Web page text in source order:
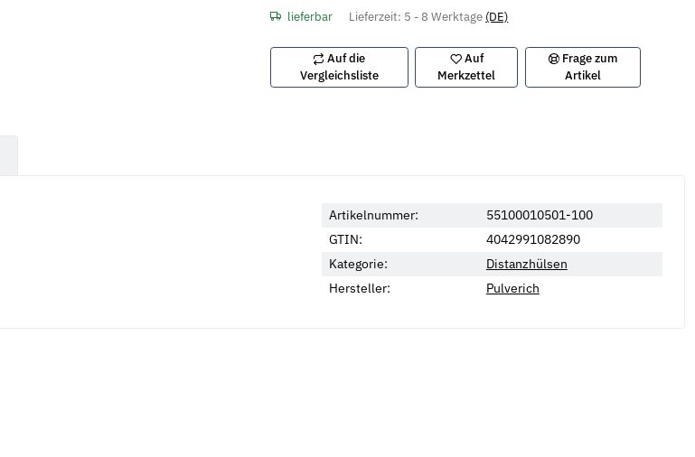
lieferbar Lieferzeit: 5 - 8 Werktage (DE)
Auf die
Vergleichsliste
Auf
Merkzettel
Frage zum
Artikel
Artikelnummer:
55100010501-100
GTIN:
4042991082890
Kategorie:
Distanzhülsen
Hersteller:
Pulverich